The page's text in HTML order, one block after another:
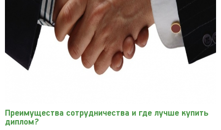
Преимущества сотрудничества и где лучше купить
диплом?